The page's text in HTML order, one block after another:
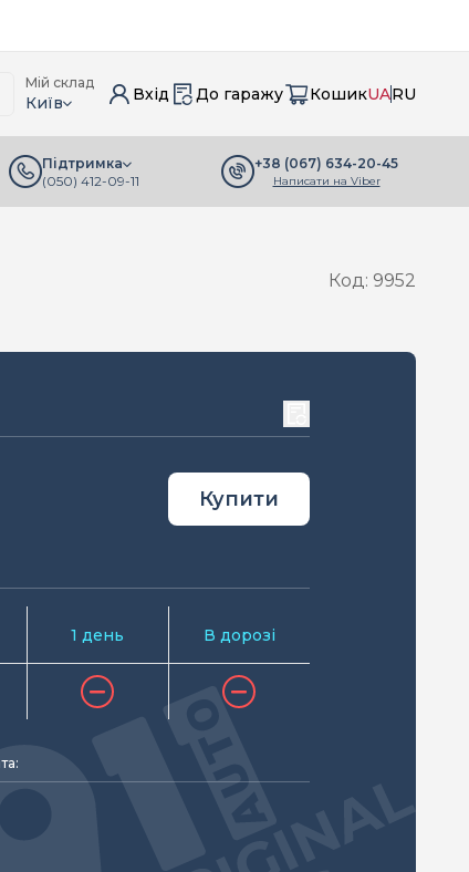
Мій склад
Київ Вхід До гаражу КошикUARU
Підтримка
(050) 412-09-11
+38 (067) 634-20-45
Написати на Viber
Код: 9952
Купити
1 день В дорозі